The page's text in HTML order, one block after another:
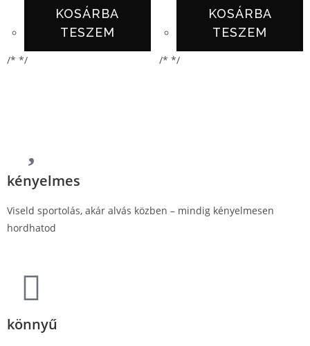
KOSÁRBA
TESZEM
/* */
KOSÁRBA
TESZEM
/* */
kényelmes
Viseld sportolás, akár alvás közben – mindig kényelmesen
hordhatod
könnyű